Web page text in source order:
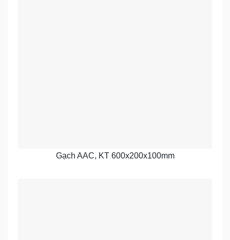
Gạch AAC, KT 600x200x100mm